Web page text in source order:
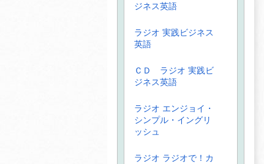
ジネス英語
ラジオ 実践ビジネス
英語
ＣＤ ラジオ 実践ビ
ジネス英語
ラジオ エンジョイ・
シンプル・イングリ
ッシュ
ラジオ ラジオで！カ